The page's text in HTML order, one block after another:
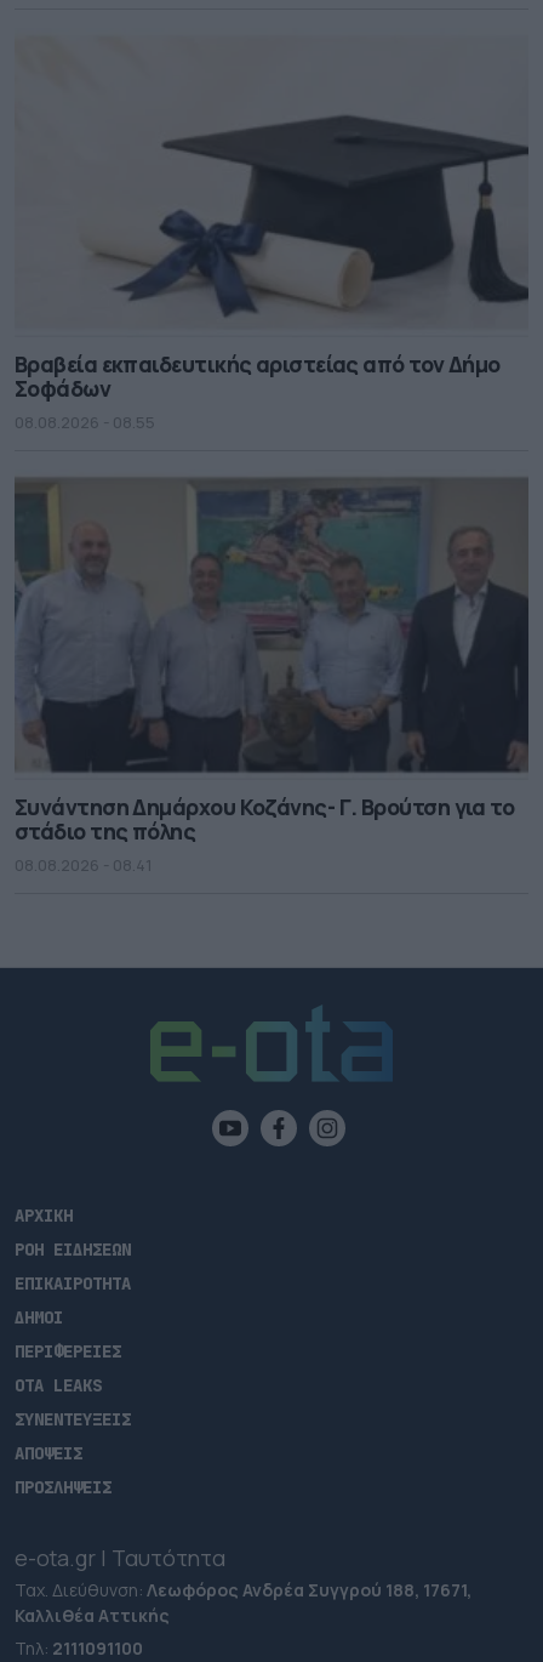
Βραβεία εκπαιδευτικής αριστείας από τον Δήμο
Σοφάδων
08.08.2026 - 08.55
Συνάντηση Δημάρχου Κοζάνης- Γ. Βρούτση για το
στάδιο της πόλης
08.08.2026 - 08.41
ΑΡΧΙΚΗ
ΡΟΗ ΕΙΔΗΣΕΩΝ
ΕΠΙΚΑΙΡΟΤΗΤΑ
ΔΗΜΟΙ
ΠΕΡΙΦΕΡΕΙΕΣ
OTA LEAKS
ΣΥΝΕΝΤΕΥΞΕΙΣ
ΑΠΟΨΕΙΣ
ΠΡΟΣΛΗΨΕΙΣ
e-ota.gr | Ταυτότητα
Ταχ. Διεύθυνση: Λεωφόρος Ανδρέα Συγγρού 188, 17671,
Καλλιθέα Αττικής
Τηλ: 2111091100